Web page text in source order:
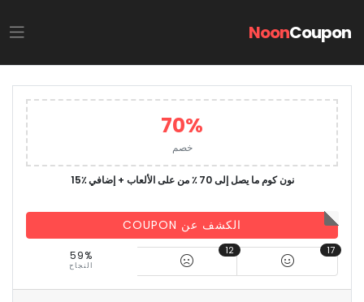
NoonCoupon
70%
خصم
نون كوم ما يصل إلى 70 ٪ من على الألعاب + إضافي ٪15
الكشف عن COUPON
17
12
59%
النجاح